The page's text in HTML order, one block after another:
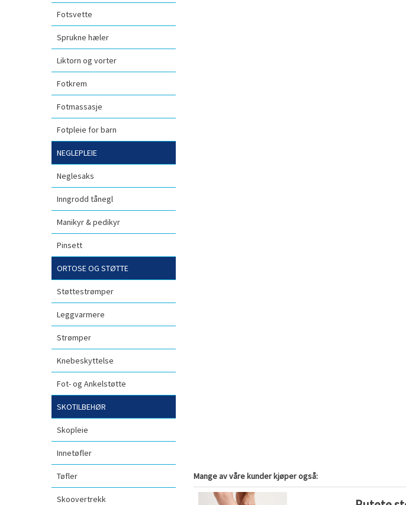
Fotsvette
Sprukne hæler
Liktorn og vorter
Fotkrem
Fotmassasje
Fotpleie for barn
NEGLEPLEIE
Neglesaks
Inngrodd tånegl
Manikyr & pedikyr
Pinsett
ORTOSE OG STØTTE
Støttestrømper
Leggvarmere
Strømper
Knebeskyttelse
Fot- og Ankelstøtte
SKOTILBEHØR
Skopleie
Innetøfler
Tøfler
Skoovertrekk
Mange av våre kunder kjøper også: